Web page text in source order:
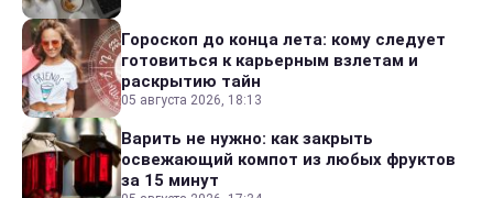
Гороскоп до конца лета: кому следует
готовиться к карьерным взлетам и
раскрытию тайн
05 августа 2026, 18:13
Варить не нужно: как закрыть
освежающий компот из любых фруктов
за 15 минут